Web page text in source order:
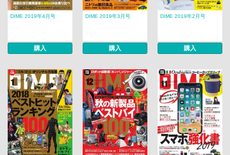
DIME 2019年4月号
購入
DIME 2019年3月号
購入
DIME 2019年2月号
購入